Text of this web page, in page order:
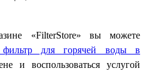
«FilterStore» вы можете
фильтр для горячей воды в
и воспользоваться услугой